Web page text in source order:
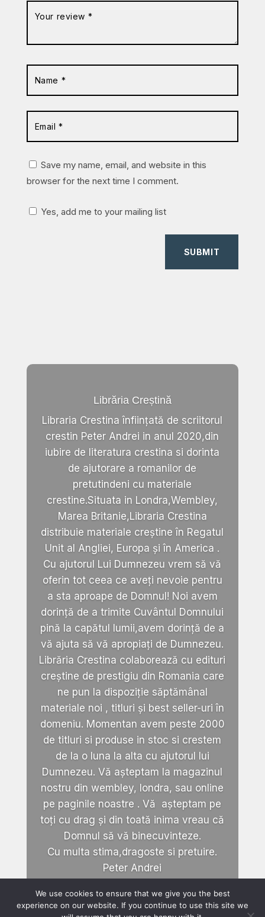
Save my name, email, and website in this
browser for the next time I comment.
Yes, add me to your mailing list
SUBMIT
Librăria Creștină
Libraria Crestina înființată de scriitorul
crestin Peter Andrei in anul 2020,din
iubire de literatura crestina si dorinta
de ajutorare a romanilor de
pretutindeni cu materiale
crestine.Situata in Londra,Wembley,
Marea Britanie,Libraria Crestina
distribuie materiale creștine în Regatul
Unit al Angliei, Europa și în America .
Cu ajutorul Lui Dumnezeu vrem să vă
oferin tot ceea ce aveți nevoie pentru
a sta aproape de Domnul! Noi avem
dorință de a trimite Cuvântul Domnului
pină la capătul lumii,avem dorință de a
vă ajuta să vă apropiați de Dumnezeu.
Librăria Crestina colaborează cu edituri
creștine de prestigiu din Romania care
ne pun la dispoziție săptămânal
materiale noi , titluri și best seller-uri în
domeniu. Momentan avem peste 2000
de titluri si produse in stoc si crestem
de la o luna la alta cu ajutorul lui
Dumnezeu. Vă așteptam la magazinul
nostru din wembley, londra, sau online
pe paginile noastre . Vă așteptam pe
toți cu drag și din toată inima vreau că
Domnul să vă binecuvinteze.
Cu multa stima,dragoste si pretuire.
Peter Andrei
We use cookies to ensure that we give you the best
experience on our website. If you continue to use this site we